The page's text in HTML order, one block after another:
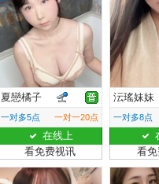
夏戀橘子
一对多5点 一对一20点
在线上
看免费视讯
沄瑤妹妹
一对多8点
看